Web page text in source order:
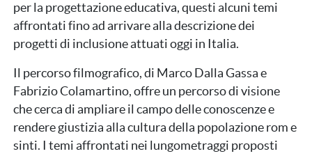
per la progettazione educativa, questi alcuni temi
affrontati fino ad arrivare alla descrizione dei
progetti di inclusione attuati oggi in Italia.
Il percorso filmografico, di Marco Dalla Gassa e
Fabrizio Colamartino, offre un percorso di visione
che cerca di ampliare il campo delle conoscenze e
rendere giustizia alla cultura della popolazione rom e
sinti. I temi affrontati nei lungometraggi proposti